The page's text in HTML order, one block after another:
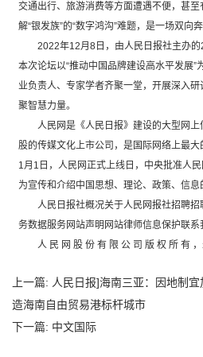
交通出行、旅游消费等方面遭遇不便，甚
解“银发族”的“数字鸿沟”难题，是一场双向
2022年12月8日，由人民日报社主办的
本次论坛以“推动中国品牌建设高水平发展
业负责人、专家学者齐聚一堂，开展深入
聚智慧力量。
人民网是《人民日报》建设的大型网上
股的传媒文化上市公司，是国际网络上最
1月1日，人民网正式上线日，中央批准人
为宣传和介绍中国思想、理论、政策、信息
人民日报社概况关于人民网报社招聘招
务数据服务网站声明网站律师信息保护联系
人 民 网 股 份 有 限 公 司 版 权 所 有 ，
上一篇: 人民日报]海南三亚：因地制
造海南自由贸易港标杆城市
下一篇: 中文国际